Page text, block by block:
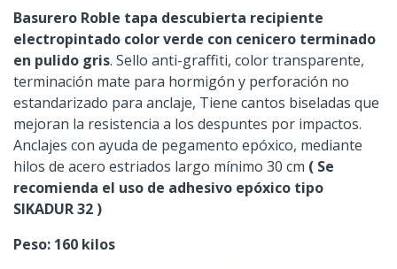
Basurero Roble tapa descubierta recipiente
electropintado color verde con cenicero terminado
en pulido gris. Sello anti-graffiti, color transparente,
terminación mate para hormigón y perforación no
estandarizado para anclaje, Tiene cantos biseladas que
mejoran la resistencia a los despuntes por impactos.
Anclajes con ayuda de pegamento epóxico, mediante
hilos de acero estriados largo mínimo 30 cm ( Se
recomienda el uso de adhesivo epóxico tipo
SIKADUR 32 )
Peso: 160 kilos